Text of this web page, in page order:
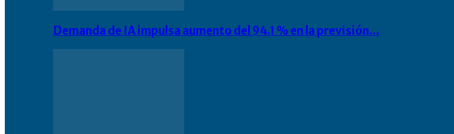
Demanda de IA impulsa aumento del 94.1 % en la previsión…